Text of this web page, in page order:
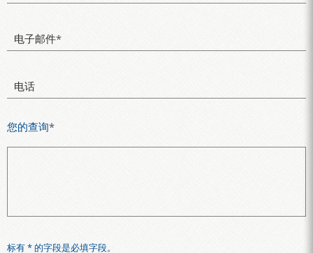
电子邮件*
电话
您的查询*
标有 * 的字段是必填字段。